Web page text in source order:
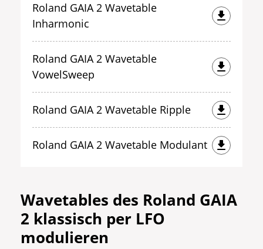
Roland GAIA 2 Wavetable
Inharmonic
Roland GAIA 2 Wavetable
VowelSweep
Roland GAIA 2 Wavetable Ripple
Roland GAIA 2 Wavetable Modulant
Wavetables des Roland GAIA
2 klassisch per LFO
modulieren